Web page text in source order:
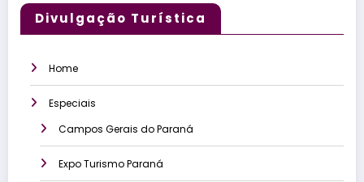
Divulgação Turística
Home
Especiais
Campos Gerais do Paraná
Expo Turismo Paraná